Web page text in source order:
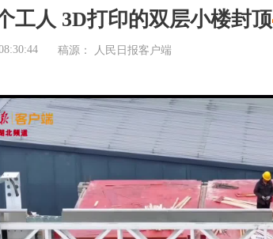
工人 3D打印的双层小楼封顶
稿源： 人民日报客户端